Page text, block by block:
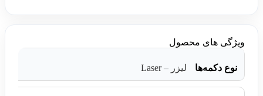
ویژگی های محصول
نوع دکمه‌‌ها لیزر – Laser